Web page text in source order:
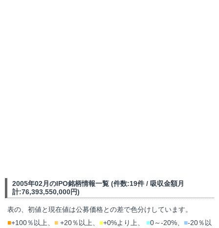
2005年02月のIPO銘柄情報一覧 (件数:19件 / 吸収金額月
計:76,393,550,000円)
表の、初値と現在値は公募価格との差で色分けしています。
■+100％以上、 ■ +20％以上、 ■+0%より上、 ■0～-20%、 ■-20％以